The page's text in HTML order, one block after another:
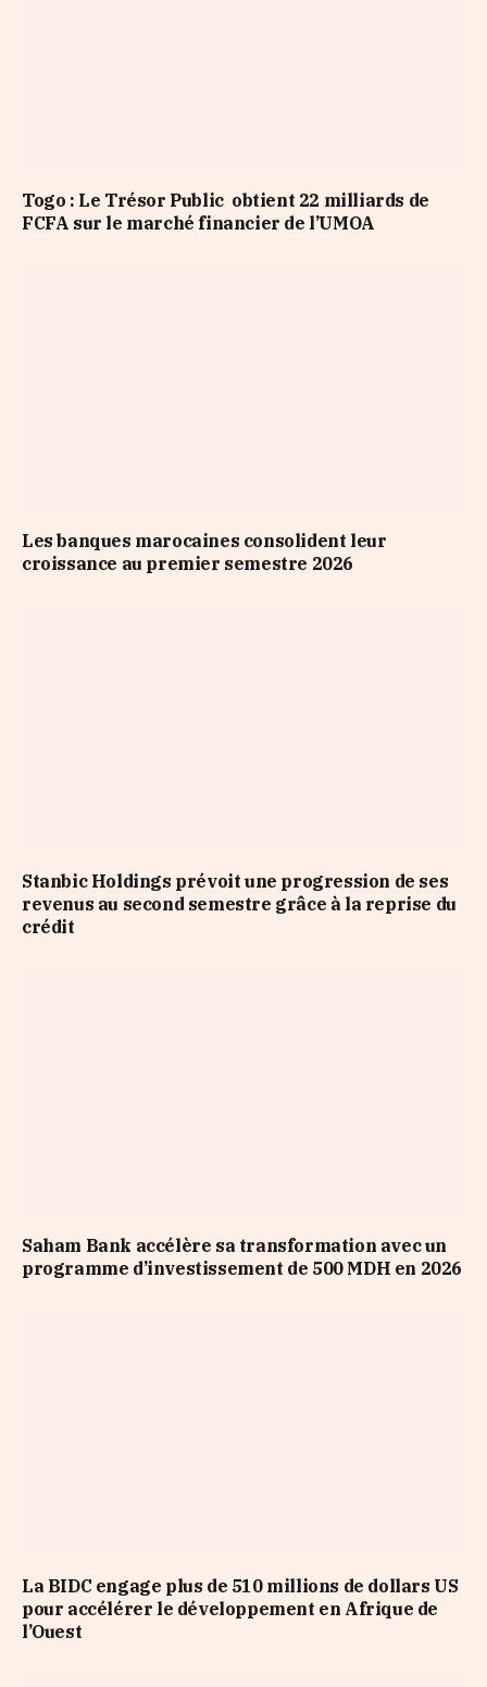
Togo : Le Trésor Public obtient 22 milliards de
FCFA sur le marché financier de l’UMOA
Les banques marocaines consolident leur
croissance au premier semestre 2026
Stanbic Holdings prévoit une progression de ses
revenus au second semestre grâce à la reprise du
crédit
Saham Bank accélère sa transformation avec un
programme d’investissement de 500 MDH en 2026
La BIDC engage plus de 510 millions de dollars US
pour accélérer le développement en Afrique de
l’Ouest